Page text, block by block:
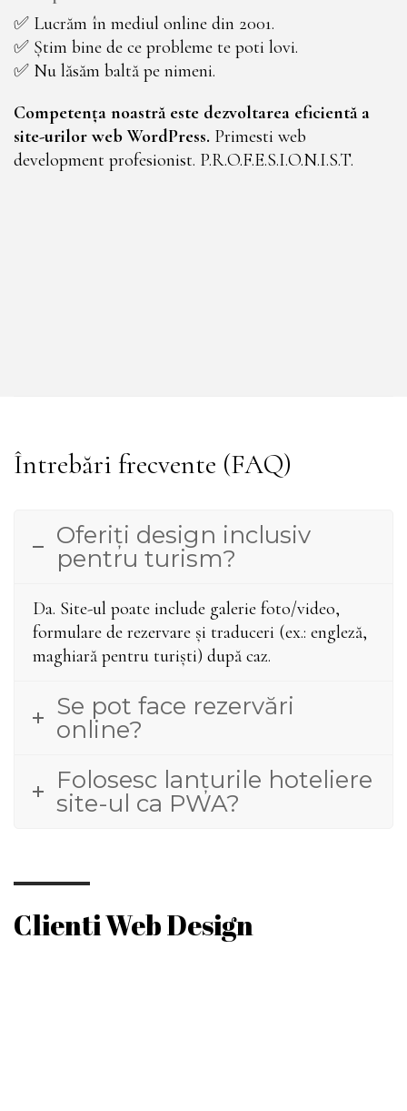
✅ Lucrăm în mediul online din 2001.
✅ Știm bine de ce probleme te poti lovi.
✅ Nu lăsăm baltă pe nimeni.
Competența noastră este dezvoltarea eficientă a
site-urilor web WordPress. Primesti web
development profesionist. P.R.O.F.E.S.I.O.N.I.S.T.
Întrebări frecvente (FAQ)
Oferiți design inclusiv
pentru turism?
Da. Site-ul poate include galerie foto/video,
formulare de rezervare și traduceri (ex.: engleză,
maghiară pentru turiști) după caz.
Se pot face rezervări
online?
Folosesc lanțurile hoteliere
site-ul ca PWA?
Clienti Web Design